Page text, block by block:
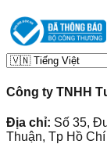
Công ty TNHH
Địa chỉ: Số 35,
Thuận, Tp Hồ